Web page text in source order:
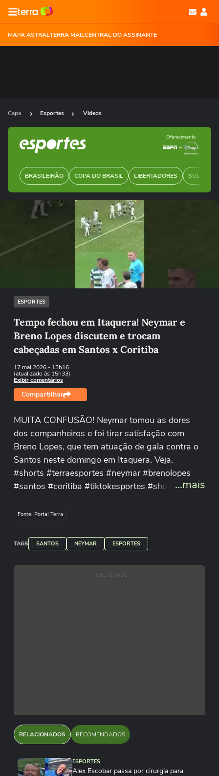
MAPA ASTRALTERRA MAILCENTRAL DO ASSINANTE
Capa Esportes Videos
BRASILEIRÃO COPA DO BRASIL LIBERTADORES SUL-
Oferecimento
Não foi possível reproduzir o vídeo
Tentar novamente
ESPORTES
Tempo fechou em Itaquera! Neymar e
Breno Lopes discutem e trocam
cabeçadas em Santos x Coritiba
17 mai 2026- 13h16
(atualizado às 15h33)
Exibir comentários
Compartilhar
MUITA CONFUSÃO! Neymar tomou as dores
dos companheiros e foi tirar satisfação com
Breno Lopes, que tem atuação de gala contra o
Santos neste domingo em Itaquera. Veja.
#shorts #terraesportes #neymar #brenolopes
#santos #coritiba #tiktokesportes #shorts...mais
Fonte: Portal Terra
TAGS SANTOS NEYMAR ESPORTES
PUBLICIDADE
RELACIONADOS RECOMENDADOS
ESPORTES
Alex Escobar passa por cirurgia para